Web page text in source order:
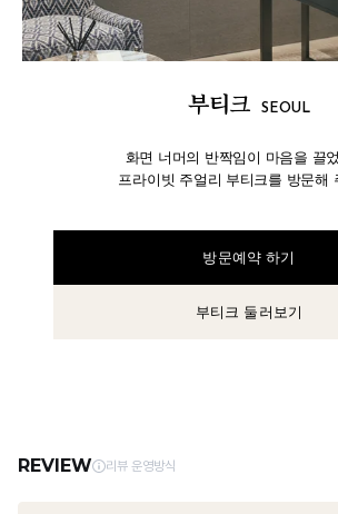
부티크 SEOUL
화면 너머의 반짝임이 마음을 끌
프라이빗 주얼리 부티크를 방문해
방문예약 하기
부티크 둘러보기